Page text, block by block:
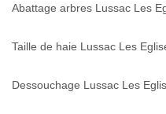
Abattage arbres Lussac Les
Taille de haie Lussac Les
Dessouchage Lussac Les